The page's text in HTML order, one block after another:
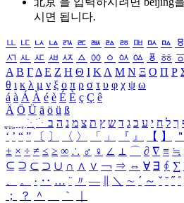
시면 됩니다.
ㅥ ㅦ ㅧ ㅨ ㅩ ㅪ ㅫ ㅬ ㅭ ㅮ ㅯ ㅰ ㅱ
ㅺ ㅻ ㅼ ㅽ ㅾ ㅿ ㆀ ㆁ ㆂ ㆃ ㆄ ㆅ ㆆ
Α Β ΓΔ Ε Ζ Η Θ Ι ΚΛ Μ Ν Ξ Ο Π Ρ
θ ι κ λ μ ν ξ ο π ρ σ τ υ φ χ ψ ω
á à Á À é è É È ç Ç ê
Ä Ö Ü ä ö ü ß
ִֶֹ ֻּ ׁׂ ך ל ח י ע כ ג ד ש ץ ת צ מ נ ה ב
‘ ’ “ ” 〔 〕 〈 〉 「 」 『 』 【 】 ＂
± × ÷ ≠ ≤ ≥ ∞ ∴ ♂ ♀ ∠ ⊥ ⌒ ∂ ∇ ≡ ≒
⊆ ⊇ ⊂ ⊃ ∪ ∩ ∧ ∨ ￢ ⇒ ⇔ ∀ ∃ ∮ ∑
、
。 · ‥ … ¨ 〃 ― ＼ ∼ ´ ～ ˇ ˘ ˝ ˚
；
？ ＾ ｀